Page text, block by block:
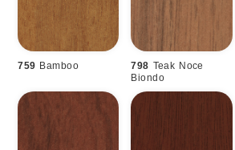
759 Bamboo 798 Teak Noce
Biondo